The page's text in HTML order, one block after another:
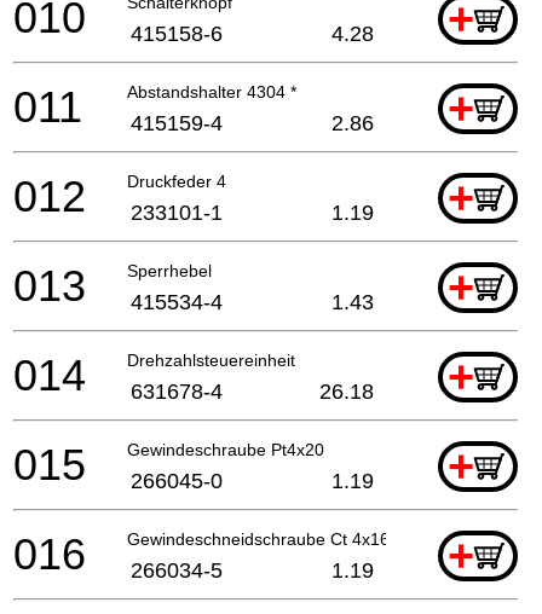
+
010 415158-6 4.28
Abstandshalter 4304 * +
011 415159-4 2.86
Druckfeder 4 +
012 233101-1 1.19
Sperrhebel +
013 415534-4 1.43
Drehzahlsteuereinheit +
014 631678-4 26.18
Gewindeschraube Pt4x20 +
015 266045-0 1.19
Gewindeschneidschraube Ct 4x16 +
016 266034-5 1.19